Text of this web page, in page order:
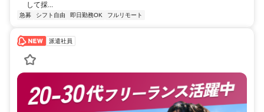
して採...
急募 シフト自由 即日勤務OK フルリモート
派遣社員